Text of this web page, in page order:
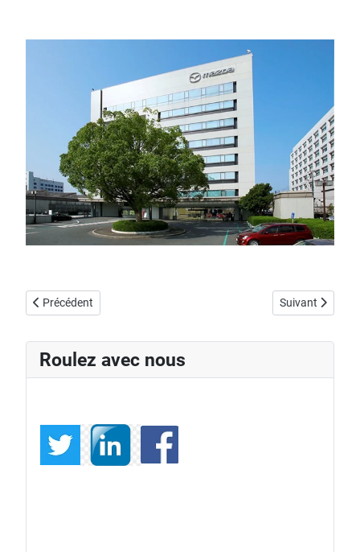
Article précédent : Nouvelle Mini Cooper S GT édition
Précédent Article suivant :
Suivant
Roulez avec nous